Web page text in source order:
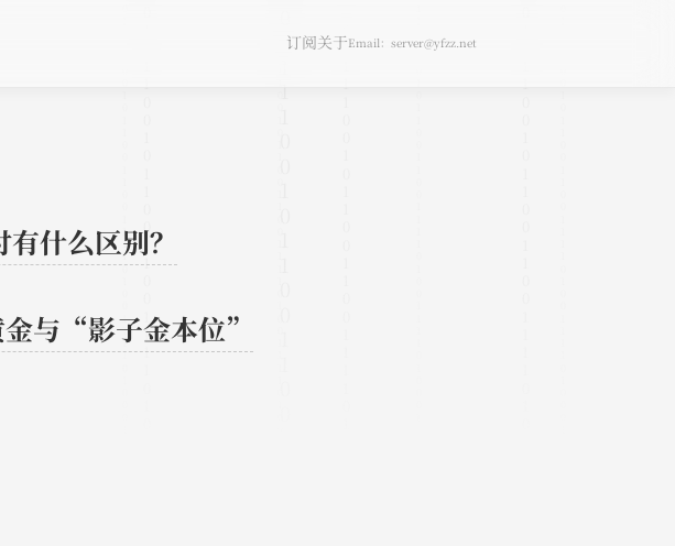
订阅关于Email：server@yfzz.net
什么区别？
与“影子金本位”